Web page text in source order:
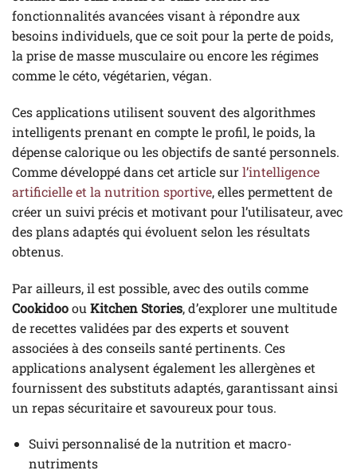
fonctionnalités avancées visant à répondre aux
besoins individuels, que ce soit pour la perte de poids,
la prise de masse musculaire ou encore les régimes
comme le céto, végétarien, végan.
Ces applications utilisent souvent des algorithmes
intelligents prenant en compte le profil, le poids, la
dépense calorique ou les objectifs de santé personnels.
Comme développé dans cet article surl’intelligence
artificielle et la nutrition sportive, elles permettent de
créer un suivi précis et motivant pour l’utilisateur, avec
des plans adaptés qui évoluent selon les résultats
obtenus.
Par ailleurs, il est possible, avec des outils comme
Cookidooou Kitchen Stories, d’explorer une multitude
de recettes validées par des experts et souvent
associées à des conseils santé pertinents. Ces
applications analysent également les allergènes et
fournissent des substituts adaptés, garantissant ainsi
un repas sécuritaire et savoureux pour tous.
Suivi personnalisé de la nutrition et macro-
nutriments